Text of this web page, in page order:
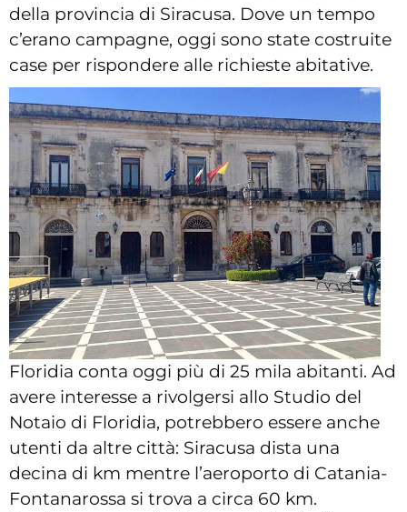
della provincia di Siracusa. Dove un tempo
c’erano campagne, oggi sono state costruite
case per rispondere alle richieste abitative.
Floridia conta oggi più di 25 mila abitanti. Ad
avere interesse a rivolgersi allo Studio del
Notaio di Floridia, potrebbero essere anche
utenti da altre città: Siracusa dista una
decina di km mentre l’aeroporto di Catania-
Fontanarossa si trova a circa 60 km.